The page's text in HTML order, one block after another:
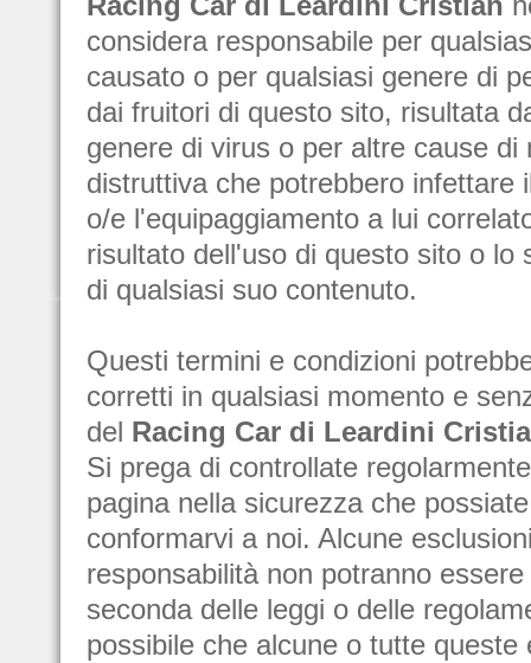
considera responsabile per
causato o per qualsiasi genere di
dai fruitori di questo sito, risultata
genere di virus o per altre cause di
distruttiva che potrebbero infettare
o/e l'equipaggiamento a lui
risultato dell'uso di questo sito o lo
di qualsiasi suo contenuto.
Questi termini e condizioni
corretti in qualsiasi momento e
del Racing Car di Leardini
Si prega di controllate
pagina nella sicurezza che
conformarvi a noi. Alcune
responsabilità non potranno
seconda delle leggi o delle
possibile che alcune o tutte queste